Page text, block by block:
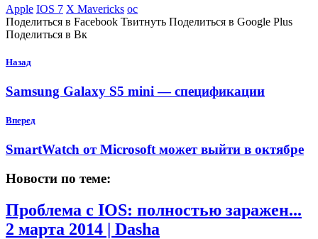
Apple IOS 7 X Mavericks ос
Поделиться в Facebook Твитнуть Поделиться в Google Plus
Поделиться в Вк
Назад
Samsung Galaxy S5 mini — спецификации
Вперед
SmartWatch от Microsoft может выйти в октябре
Новости по теме:
Проблема с IOS: полностью заражен...
2 марта 2014 | Dasha